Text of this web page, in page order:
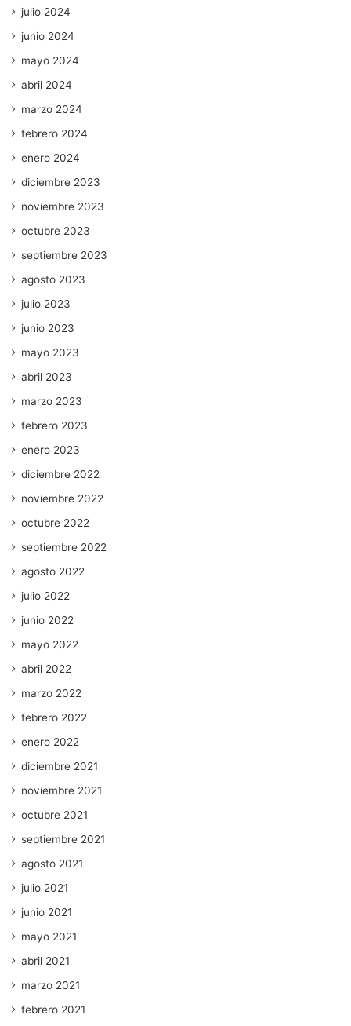
julio 2024
junio 2024
mayo 2024
abril 2024
marzo 2024
febrero 2024
enero 2024
diciembre 2023
noviembre 2023
octubre 2023
septiembre 2023
agosto 2023
julio 2023
junio 2023
mayo 2023
abril 2023
marzo 2023
febrero 2023
enero 2023
diciembre 2022
noviembre 2022
octubre 2022
septiembre 2022
agosto 2022
julio 2022
junio 2022
mayo 2022
abril 2022
marzo 2022
febrero 2022
enero 2022
diciembre 2021
noviembre 2021
octubre 2021
septiembre 2021
agosto 2021
julio 2021
junio 2021
mayo 2021
abril 2021
marzo 2021
febrero 2021